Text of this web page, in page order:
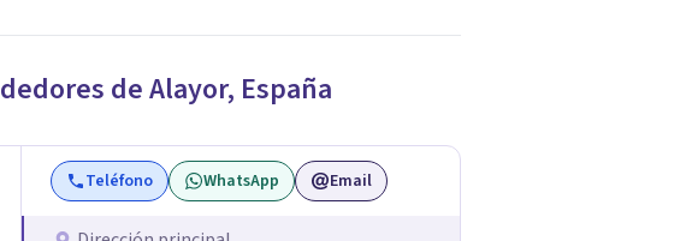
deAlayor, España
Teléfono WhatsApp Email